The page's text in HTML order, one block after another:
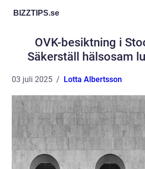
BIZZTIPS.se
OVK-besiktning i
Säkerställ hälsosam
03 juli 2025 Lotta Albertsson